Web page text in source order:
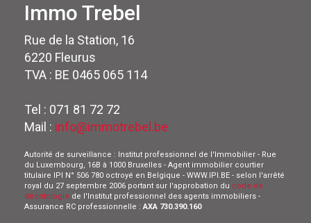
Immo Trebel
Rue de la Station, 16
6220 Fleurus
TVA : BE 0465 065 114
Tel : 071 81 72 72
Mail : info@immotrebel.be
Autorité de surveillance : Institut professionnel de l'Immobilier - Rue
du Luxembourg, 16B à 1000 Bruxelles - Agent immobilier courtier
titulaire IPI N° 506 780 octroyé en Belgique - WWW.IPI.BE - selon l'arrêté
royal du 27 septembre 2006 portant sur l'approbation du code de
déontologie de l'Institut professionnel des agents immobiliers -
Assurance RC professionnelle :AXA 730.390.160